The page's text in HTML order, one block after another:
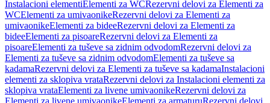
Instalacioni elementiElementi za WCRezervni delovi za Elementi za
WCElementi za umivaonikeRezervni delovi za Elementi za
umivaonikeElementi za bideeRezervni delovi za Elementi za
bideeElementi za pisoareRezervni delovi za Elementi za
pisoareElementi za tuševe sa zidnim odvodomRezervni delovi za
Elementi za tuševe sa zidnim odvodomElementi za tuševe sa
kadamaRezervni delovi za Elementi za tuševe sa kadamaInstalacioni
elementi za sklopiva vrataRezervni delovi za Instalacioni elementi za
sklopiva vrataElementi za livene umivaonikeRezervni delovi za
Elementi za livene umivaonikeElementi za armaturuRezervni delovi